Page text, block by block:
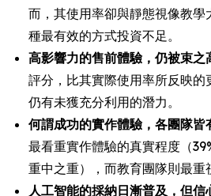
而，其使用率卻與靜態視像教學
種最有效的方式投資不足。
高影響力的售前體驗，仍被束之
評分，比其實際使用率所反映的
仍有未獲充分利用的潛力。
何謂成功的實作體驗，各團隊皆
最看重實作體驗的真實程度（
重中之重），而教育團隊則最重
人工智能的採納日漸普及，但信